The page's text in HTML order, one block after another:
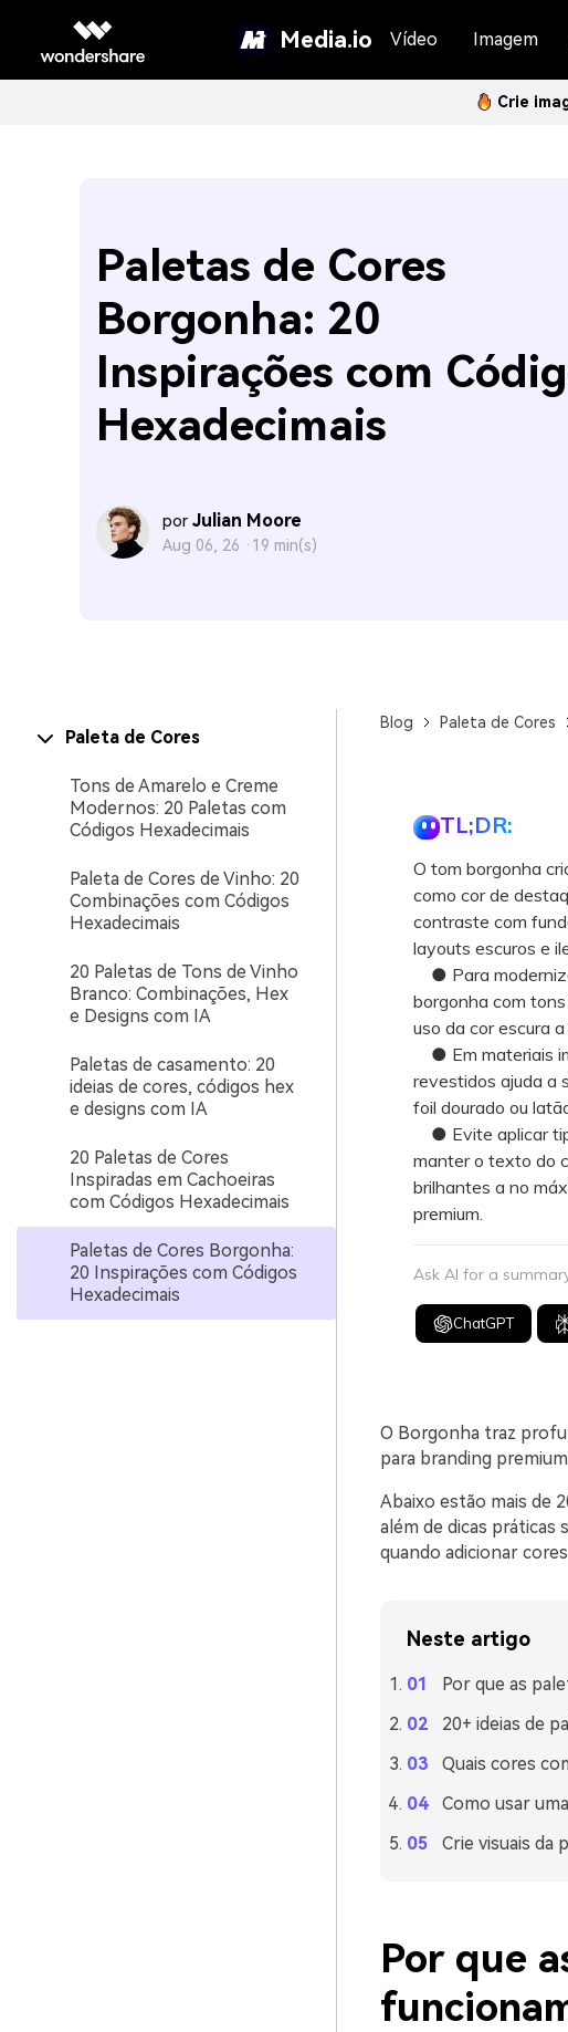
Media.io Vídeo Imagem
Crie
Paletas de Cores
Borgonha: 20
Inspirações com
Hexadecimais
por Julian Moore
Aug 06, 26 · 19 min(s)
Paleta de Cores
Tons de Amarelo e Creme
Modernos: 20 Paletas com
Códigos Hexadecimais
Paleta de Cores de Vinho: 20
Combinações com Códigos
Hexadecimais
20 Paletas de Tons de Vinho
Branco: Combinações, Hex
e Designs com IA
Paletas de casamento: 20
ideias de cores, códigos hex
e designs com IA
20 Paletas de Cores
Inspiradas em Cachoeiras
com Códigos Hexadecimais
Paletas de Cores Borgonha:
20 Inspirações com Códigos
Hexadecimais
Blog Paleta de Cores
TL;DR:
O tom borgonha
como cor de
contraste com
layouts escuros e
● Para
borgonha com
uso da cor escura
● Em materiais
revestidos ajuda a
foil dourado ou
● Evite aplicar
manter o texto do
brilhantes a no
premium.
Ask AI for a
ChatGPT
O Borgonha traz
para branding
Abaixo estão mais de
além de dicas
quando adicionar
Neste artigo
Por que as
20+ ideias de
Quais cores
Como usar
Crie visuais da
Por que